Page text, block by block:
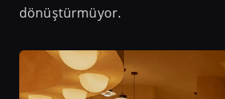
dönüştürmüyor.